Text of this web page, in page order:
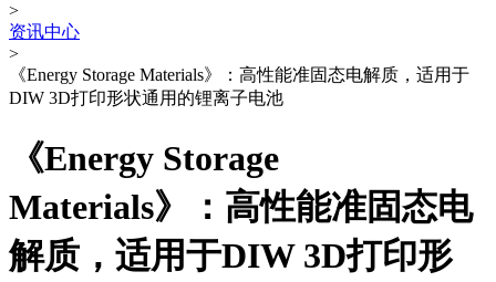
>
资讯中心
>
《Energy Storage Materials》：高性能准固态电解质，适用于
DIW 3D打印形状通用的锂离子电池
《Energy Storage
Materials》：高性能准固态电
解质，适用于DIW 3D打印形